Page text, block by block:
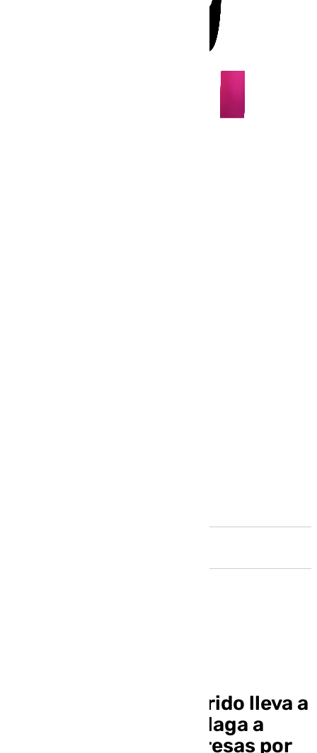
El olor a pescado podrido lleva a
la Policía Local de Málaga a
denunciar a dos empresas por